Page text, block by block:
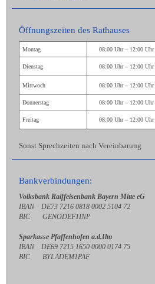
Öffnungszeiten des Rathauses
Montag 08:00 Uhr – 12:00 Uhr
Dienstag 08:00 Uhr – 12:00 Uhr
Mittwoch 08:00 Uhr – 12:00 Uhr
Donnerstag 08:00 Uhr – 12:00 Uhr
Freitag 08:00 Uhr – 12:00 Uhr
Sonst Sprechzeiten nach Vereinbarung
Bankverbindungen:
Volksbank Raiffeisenbank Bayern Mitte eG
IBAN DE73 7216 0818 0002 5104 72
BIC GENODEF1INP
Sparkasse Pfaffenhofen a.d.Ilm
IBAN DE69 7215 1650 0000 0174 75
BIC BYLADEM1PAF